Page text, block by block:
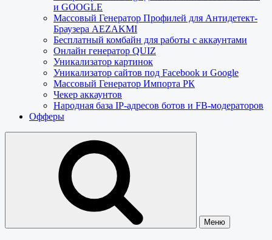
и GOOGLE
Массовый Генератор Профилей для Антидетект-
Браузера AEZAKMI
Бесплатный комбайн для работы с аккаунтами
Онлайн генератор QUIZ
Уникализатор картинок
Уникализатор сайтов под Facebook и Google
Массовый Генератор Импорта РК
Чекер аккаунтов
Народная база IP-адресов ботов и FB-модераторов
Офферы
Меню